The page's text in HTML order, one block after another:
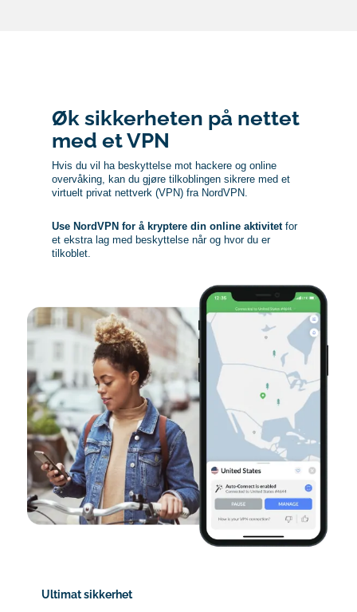
Øk sikkerheten på nettet
med et VPN
Hvis du vil ha beskyttelse mot hackere og online
overvåking, kan du gjøre tilkoblingen sikrere med et
virtuelt privat nettverk (VPN) fra NordVPN.
Use NordVPN for å kryptere din online aktivitetfor
et ekstra lag med beskyttelse når og hvor du er
tilkoblet.
Ultimat sikkerhet